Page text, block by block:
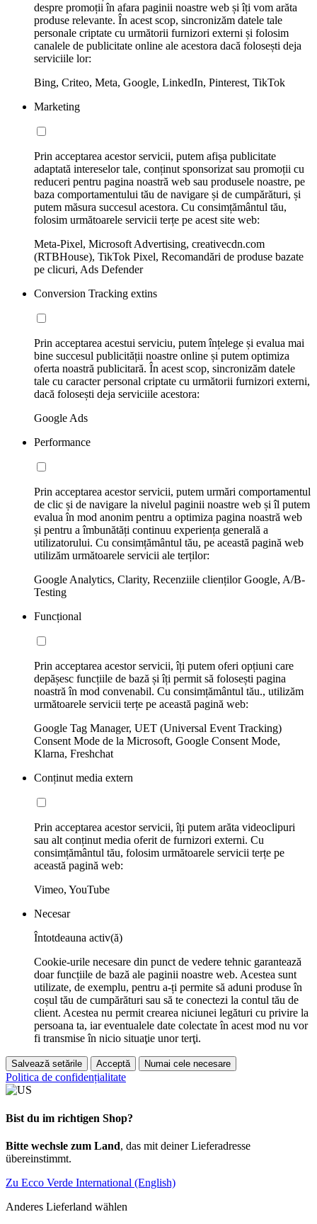
despre promoții în afara paginii noastre web și îți vom arăta
produse relevante. În acest scop, sincronizăm datele tale
personale criptate cu următorii furnizori externi și folosim
canalele de publicitate online ale acestora dacă folosești deja
serviciile lor:
Bing, Criteo, Meta, Google, LinkedIn, Pinterest, TikTok
Marketing
Prin acceptarea acestor servicii, putem afișa publicitate
adaptată intereselor tale, conținut sponsorizat sau promoții cu
reduceri pentru pagina noastră web sau produsele noastre, pe
baza comportamentului tău de navigare și de cumpărături, și
putem măsura succesul acestora. Cu consimțământul tău,
folosim următoarele servicii terțe pe acest site web:
Meta-Pixel, Microsoft Advertising, creativecdn.com
(RTBHouse), TikTok Pixel, Recomandări de produse bazate
pe clicuri, Ads Defender
Conversion Tracking extins
Prin acceptarea acestui serviciu, putem înțelege și evalua mai
bine succesul publicității noastre online și putem optimiza
oferta noastră publicitară. În acest scop, sincronizăm datele
tale cu caracter personal criptate cu următorii furnizori externi,
dacă folosești deja serviciile acestora:
Google Ads
Performance
Prin acceptarea acestor servicii, putem urmări comportamentul
de clic și de navigare la nivelul paginii noastre web și îl putem
evalua în mod anonim pentru a optimiza pagina noastră web
și pentru a îmbunătăți continuu experiența generală a
utilizatorului. Cu consimțământul tău, pe această pagină web
utilizăm următoarele servicii ale terților:
Google Analytics, Clarity, Recenziile clienților Google, A/B-
Testing
Funcțional
Prin acceptarea acestor servicii, îți putem oferi opțiuni care
depășesc funcțiile de bază și îți permit să folosești pagina
noastră în mod convenabil. Cu consimțământul tău., utilizăm
următoarele servicii terțe pe această pagină web:
Google Tag Manager, UET (Universal Event Tracking)
Consent Mode de la Microsoft, Google Consent Mode,
Klarna, Freshchat
Conținut media extern
Prin acceptarea acestor servicii, îți putem arăta videoclipuri
sau alt conținut media oferit de furnizori externi. Cu
consimțământul tău, folosim următoarele servicii terțe pe
această pagină web:
Vimeo, YouTube
Necesar
Întotdeauna activ(ă)
Cookie-urile necesare din punct de vedere tehnic garantează
doar funcțiile de bază ale paginii noastre web. Acestea sunt
utilizate, de exemplu, pentru a-ți permite să aduni produse în
coșul tău de cumpărături sau să te conectezi la contul tău de
client. Acestea nu permit crearea niciunei legături cu privire la
persoana ta, iar eventualele date colectate în acest mod nu vor
fi transmise în nicio situaţie unor terţi.
Salvează setările Acceptă Numai cele necesare
Politica de confidențialitate
Bist du im richtigen Shop?
Bitte wechsle zum Land, das mit deiner Lieferadresse
übereinstimmt.
Zu Ecco Verde International (English)
Anderes Lieferland wählen